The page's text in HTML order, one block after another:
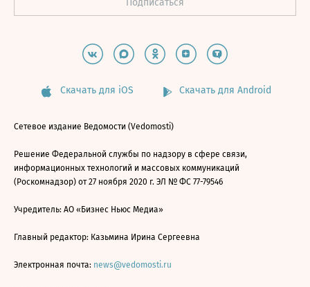
Скачать для iOS Скачать для Android
Сетевое издание Ведомости (Vedomosti)
Решение Федеральной службы по надзору в сфере связи,
информационных технологий и массовых коммуникаций
(Роскомнадзор) от 27 ноября 2020 г. ЭЛ № ФС 77-79546
Учредитель: АО «Бизнес Ньюс Медиа»
Главный редактор: Казьмина Ирина Сергеевна
Электронная почта: news@vedomosti.ru